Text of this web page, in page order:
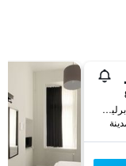
بيرغ
Prenzlauer Allee 169, برلين, ألمانيا